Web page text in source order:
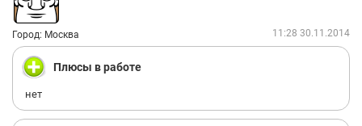
Город: Москва 11:28 30.11.2014
Плюсы в работе
нет